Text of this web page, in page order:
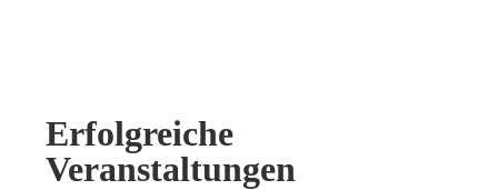
Erfolgreiche
Veranstaltungen